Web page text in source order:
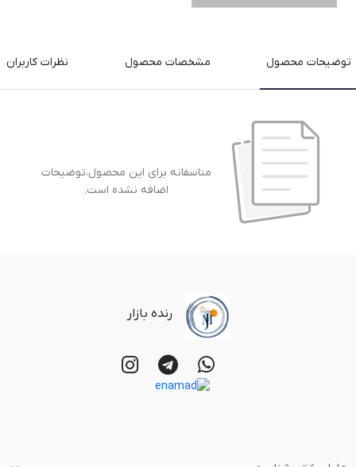
توضیحات محصول مشخصات محصول نظرات کاربران
متاسفانه برای این محصول،توضیحات
اضافه نشده است.
رنده بازار